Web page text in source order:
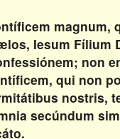
magnum,
Iesum Fílium
non
qui non
nostris,
secúndum